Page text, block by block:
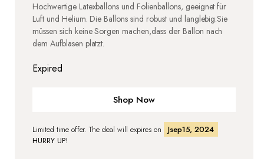
Hochwertige Latexballons und Folienballons, geeignet für
Luft und Helium. Die Ballons sind robust und langlebig.Sie
müssen sich keine Sorgen machen,dass der Ballon nach
dem Aufblasen platzt.
Expired
Shop Now
Limited time offer. The deal will expires on
Jsep15, 2024
HURRY UP!